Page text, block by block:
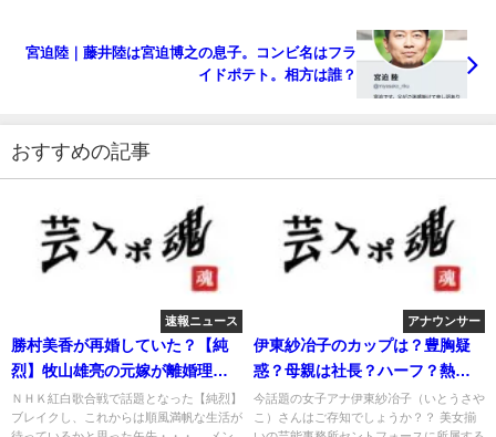
宮迫陸｜藤井陸は宮迫博之の息子。コンビ名はフラ
イドポテト。相方は誰？
おすすめの記事
速報ニュース
勝村美香が再婚していた？【純
烈】牧山雄亮の元嫁が離婚理由
を激白
ＮＨＫ紅白歌合戦で話題となった【純烈】
ブレイクし、これからは順風満帆な生活が
アナウンサー
伊東紗冶子のカップは？豊胸疑
惑？母親は社長？ハーフ？熱愛
彼氏は？
今話題の女子アナ伊東紗冶子（いとうさや
こ）さんはご存知でしょうか？？ 美女揃